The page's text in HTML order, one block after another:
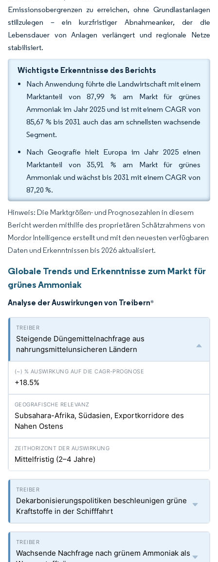
Emissionsobergrenzen zu erreichen, ohne Grundlastanlagen
stillzulegen – ein kurzfristiger Abnahmeanker, der die
Lebensdauer von Anlagen verlängert und regionale Netze
stabilisiert.
Wichtigste Erkenntnisse des Berichts
Nach Anwendung führte die Landwirtschaft mit einem
Marktanteil von 87,99 % am Markt für grünes
Ammoniak im Jahr 2025 und ist mit einem CAGR von
85,67 % bis 2031 auch das am schnellsten wachsende
Segment.
Nach Geografie hielt Europa im Jahr 2025 einen
Marktanteil von 35,91 % am Markt für grünes
Ammoniak und wächst bis 2031 mit einem CAGR von
87,20 %.
Hinweis: Die Marktgrößen- und Prognosezahlen in diesem
Bericht werden mithilfe des proprietären Schätzrahmens von
Mordor Intelligence erstellt und mit den neuesten verfügbaren
Daten und Erkenntnissen bis 2026 aktualisiert.
Globale Trends und Erkenntnisse zum Markt für
grünes Ammoniak
Analyse der Auswirkungen von Treibern*
Steigende Düngemittelnachfrage aus
nahrungsmittelunsicheren Ländern
+18.5%
Subsahara-Afrika, Südasien, Exportkorridore des
Nahen Ostens
Mittelfristig (2–4 Jahre)
Dekarbonisierungspolitiken beschleunigen grüne
Kraftstoffe in der Schifffahrt
Wachsende Nachfrage nach grünem Ammoniak als